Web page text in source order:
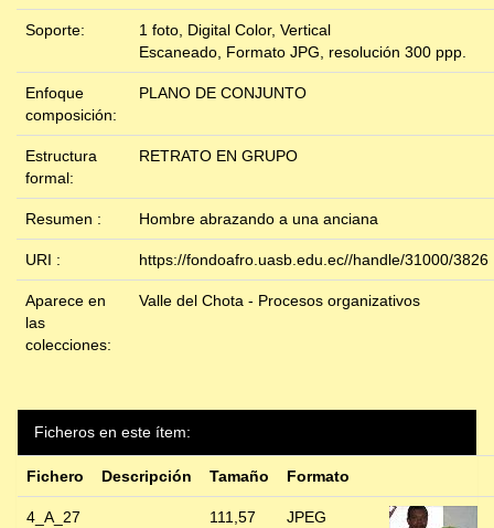
Soporte:
1 foto, Digital Color, Vertical
Escaneado, Formato JPG, resolución 300 ppp.
Enfoque
composición:
PLANO DE CONJUNTO
Estructura
formal:
RETRATO EN GRUPO
Resumen : Hombre abrazando a una anciana
URI : https://fondoafro.uasb.edu.ec//handle/31000/3826
Aparece en
las
colecciones:
Valle del Chota - Procesos organizativos
Ficheros en este ítem:
Fichero Descripción Tamaño Formato
4_A_27
111,57
JPEG